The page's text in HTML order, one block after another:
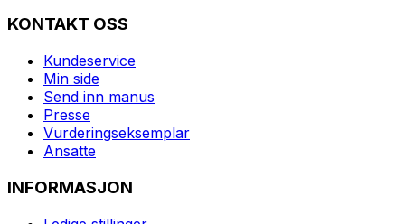
KONTAKT OSS
Kundeservice
Min side
Send inn manus
Presse
Vurderingseksemplar
Ansatte
INFORMASJON